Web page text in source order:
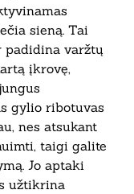
sieną. Tai
varžtų
įkrovę,
gylio ribotuvas
nes atsukant
taigi galite
Jo aptaki
užtikrina